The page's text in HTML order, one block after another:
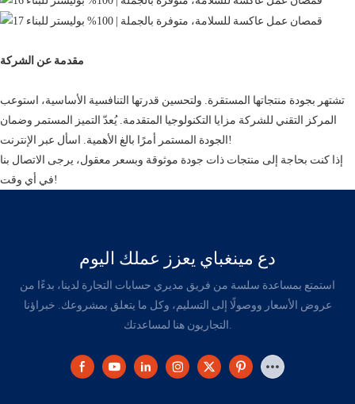
مقدمة عن الشركة
تشتهر بجودة منتجاتها المستقرة. ولتحسين قدرتها التنافسية الأساسية، استوعب
المركز التقني للشركة مزايا التكنولوجيا المتقدمة. يُعدّ التميز المستمر وضمان
الجودة المستمر أمرًا بالغ الأهمية. اسأل عبر الإنترنت!
إذا كنت بحاجة إلى منتجات ذات جودة موثوقة وبسعر معقول، يرجى الاتصال بنا
في أي وقت!
دع مينغباي يعزز عملك اليوم
استمتع بمساعدة سلسة من فريق مديري حسابات التجارة لدينا، بدءًا من
عروض الأسعار ووصولًا إلى التسليم، وكل ما يتعلق بمشروعك. خبراؤنا
التجاريون هنا لمساعدتك.